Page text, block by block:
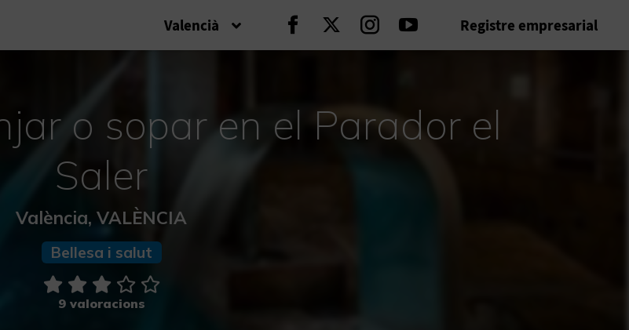
Valencià Seguir en Facebook
Seguir en Twitter
Seguir en Instagram
Seguir en Youtube
Registre empresarial
o sopar en el Parador el
Saler
València, VALÈNCIA
Bellesa i salut
9 valoracions